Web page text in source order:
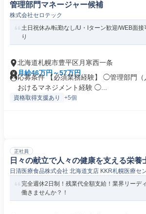
管理部門マネージャー候補
株式会社セロテック
土日祝休み/転勤なし/U・Iターン歓迎/WEB面接
り
北海道札幌市豊平区月寒西一条
月給46万円～57万円
応募条件 【必須業務経験】 ◯管理部門（
おけるマネジメント経験 ◯...
資格取得支援あり +5個
正社員
日々の献立で人々の健康を支える栄養
日清医療食品株式会社 北海道支店 KKR札幌医療セ
完全週休2日制！残業代全額支給！業界リーデ
働きませんか？！